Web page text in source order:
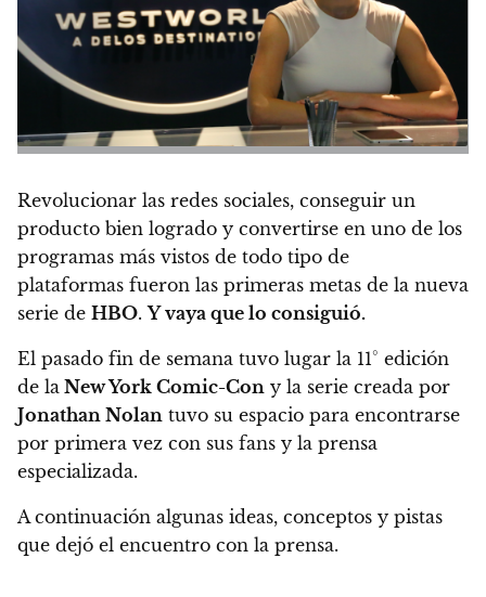
Revolucionar las redes sociales, conseguir un
producto bien logrado y convertirse en uno de los
programas más vistos de todo tipo de
plataformas fueron las primeras metas de la nueva
serie de HBO.Y vaya que lo consiguió.
El pasado fin de semana tuvo lugar la 11° edición
de la New York Comic-Con y la serie creada por
Jonathan Nolan tuvo su espacio para encontrarse
por primera vez con sus fans y la prensa
especializada.
A continuación algunas ideas, conceptos y pistas
que dejó el encuentro con la prensa.